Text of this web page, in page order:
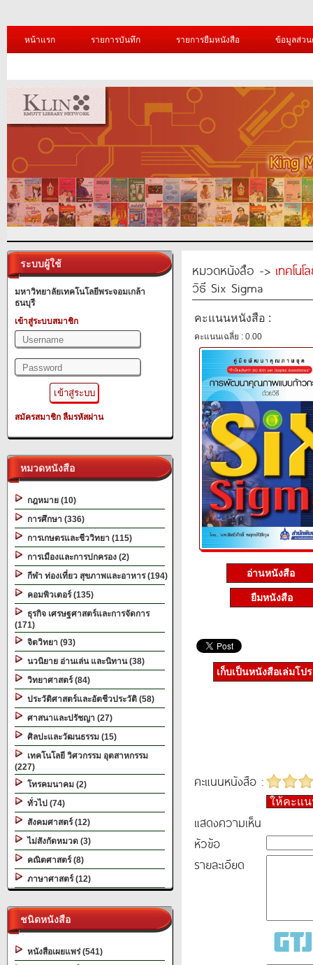
หน้าแรก รายการบันทึก รายการยืมหนังสือ ข้อมูลส่ว
ระบบผู้ใช้
มหาวิทยาลัยเทคโนโลยีพระจอมเกล้า
ธนบุรี
เข้าสู่ระบบสมาชิก
สมัครสมาชิก ลืมรหัสผ่าน
หมวดหนังสือ
กฎหมาย (10)
การศึกษา (336)
การเกษตรและชีววิทยา (115)
การเมืองและการปกครอง (2)
กีฬา ท่องเที่ยว สุขภาพและอาหาร (194)
คอมพิวเตอร์ (135)
ธุรกิจ เศรษฐศาสตร์และการจัดการ
(171)
จิตวิทยา (93)
นวนิยาย อ่านเล่น และนิทาน (38)
วิทยาศาสตร์ (84)
ประวัติศาสตร์และอัตชีวประวัติ (58)
ศาสนาและปรัชญา (27)
ศิลปะและวัฒนธรรม (15)
เทคโนโลยี วิศวกรรม อุตสาหกรรม
(227)
โทรคมนาคม (2)
ทั่วไป (74)
สังคมศาสตร์ (12)
ไม่สังกัดหมวด (3)
คณิตศาสตร์ (8)
ภาษาศาสตร์ (12)
ชนิดหนังสือ
หนังสือเผยแพร่ (541)
หมวดหนังสือ -> เทคโน
วิธี Six Sigma
คะแนนหนังสือ :
คะแนนเฉลี่ย : 0.00
อ่านหนังสือ
ยืมหนังสือ
เก็บเป็นหนังสือเล่มโป
คะแนนหนังสือ :
ให้คะแ
แสดงความเห็น
หัวข้อ
รายละเอียด